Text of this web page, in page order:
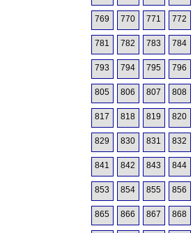
769 770 771 772
781 782 783 784
793 794 795 796
805 806 807 808
817 818 819 820
829 830 831 832
841 842 843 844
853 854 855 856
865 866 867 868